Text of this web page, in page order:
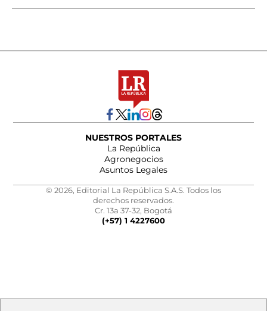
NUESTROS PORTALES
La República
Agronegocios
Asuntos Legales
© 2026, Editorial La República S.A.S. Todos los
derechos reservados.
Cr. 13a 37-32, Bogotá
(+57) 1 4227600